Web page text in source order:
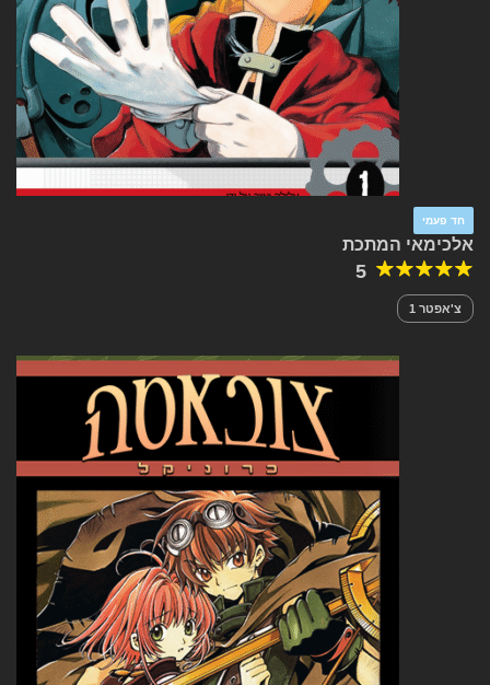
חד פעמי
אלכימאי המתכת
5
צ'אפטר 1